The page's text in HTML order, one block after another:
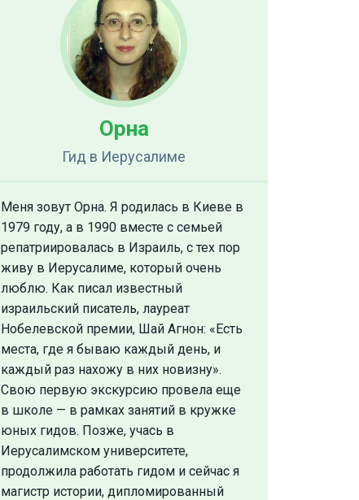
Орна
Гид в Иерусалиме
Меня зовут Орна. Я родилась в Киеве в
1979 году, а в 1990 вместе с семьей
репатриировалась в Израиль, с тех пор
живу в Иерусалиме, который очень
люблю. Как писал известный
израильский писатель, лауреат
Нобелевской премии, Шай Агнон: «Есть
места, где я бываю каждый день, и
каждый раз нахожу в них новизну».
Свою первую экскурсию провела еще
в школе — в рамках занятий в кружке
юных гидов. Позже, учась в
Иерусалимском университете,
продолжила работать гидом и сейчас я
магистр истории, дипломированный